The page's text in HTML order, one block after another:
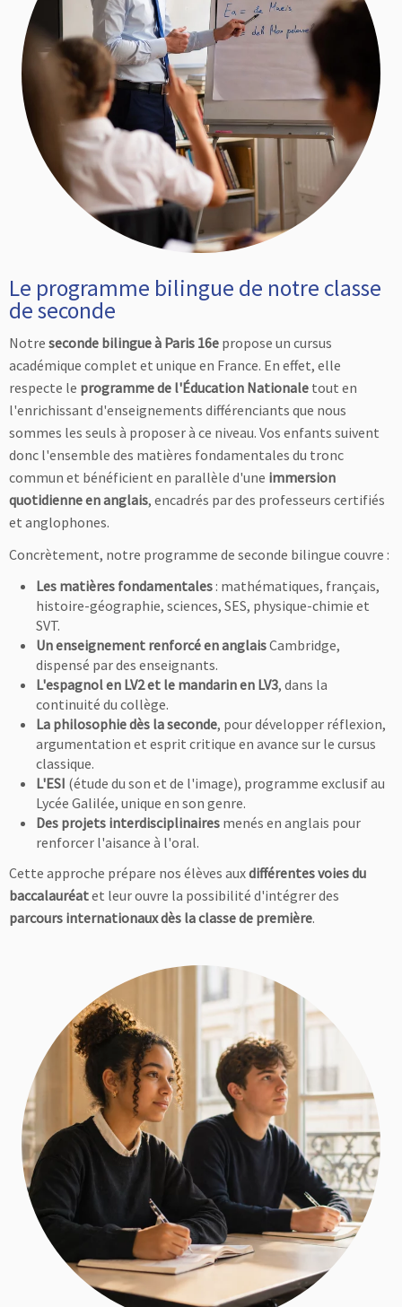
Le programme bilingue de notre classe
de seconde
Notre seconde bilingue à Paris 16e propose un cursus
académique complet et unique en France. En effet, elle
respecte le programme de l'Éducation Nationale tout en
l'enrichissant d'enseignements différenciants que nous
sommes les seuls à proposer à ce niveau. Vos enfants suivent
donc l'ensemble des matières fondamentales du tronc
commun et bénéficient en parallèle d'une immersion
quotidienne en anglais, encadrés par des professeurs certifiés
et anglophones.
Concrètement, notre programme de seconde bilingue couvre :
Les matières fondamentales : mathématiques, français,
histoire-géographie, sciences, SES, physique-chimie et
SVT.
Un enseignement renforcé en anglaisCambridge,
dispensé par des enseignants.
L'espagnol en LV2 et le mandarin en LV3, dans la
continuité du collège.
La philosophie dès la seconde, pour développer réflexion,
argumentation et esprit critique en avance sur le cursus
classique.
L'ESI (étude du son et de l'image), programme exclusif au
Lycée Galilée, unique en son genre.
Des projets interdisciplinaires menés en anglais pour
renforcer l'aisance à l'oral.
Cette approche prépare nos élèves auxdifférentes voies du
baccalauréatet leur ouvre la possibilité d'intégrer des
parcours internationaux dès la classe de première.